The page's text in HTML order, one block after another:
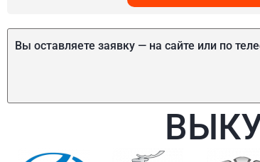
Вы оставляете заявку — на сайте или по